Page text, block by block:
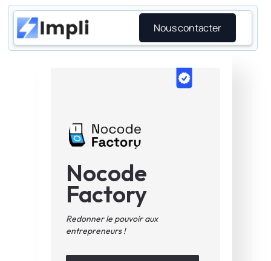
Nous contacter
Nocode
Factory
Redonner le pouvoir aux
entrepreneurs !